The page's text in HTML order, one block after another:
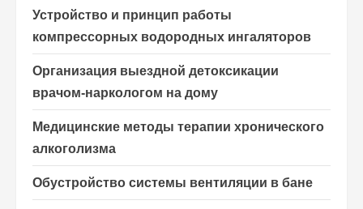
Устройство и принцип работы
компрессорных водородных ингаляторов
Организация выездной детоксикации
врачом-наркологом на дому
Медицинские методы терапии хронического
алкоголизма
Обустройство системы вентиляции в бане